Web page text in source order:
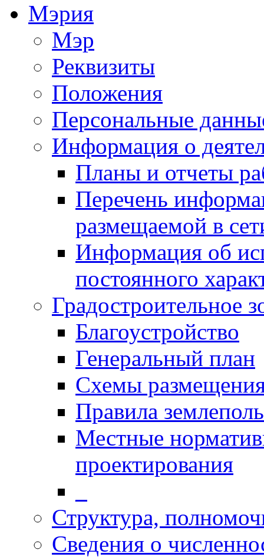
Мэрия
Мэр
Реквизиты
Положения
Персональные
Информация о
Планы и отчеты
Перечень
размещаемой в
Информация об
постоянного
Градостроительное
Благоустройство
Генеральный план
Схемы
Правила
Местные
проектирования
Структура,
Сведения о